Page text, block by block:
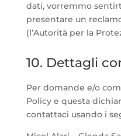
dati, vorremmo
presentare un
(l’Autorità per la
10. Dettagli
Per domande e/o
Policy e questa
contattaci usando i